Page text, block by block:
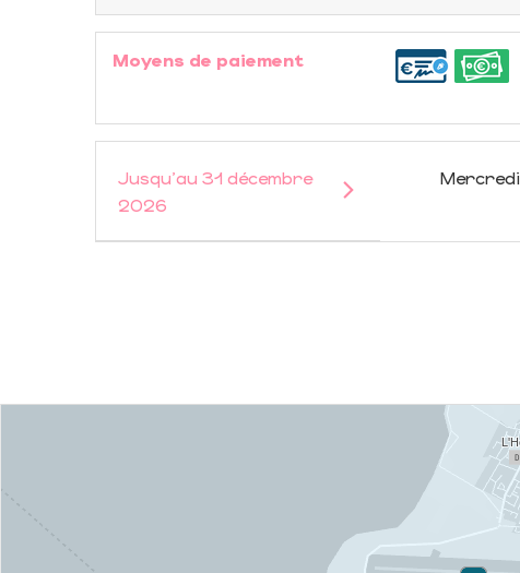
Moyens de paiement
Jusqu'au 31 décembre
2026
Mercredi